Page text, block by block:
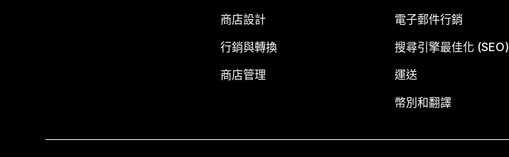
商店設計
行銷與轉換
商店管理
電子郵件行銷
搜尋引擎最佳化 (SEO)
運送
幣別和翻譯